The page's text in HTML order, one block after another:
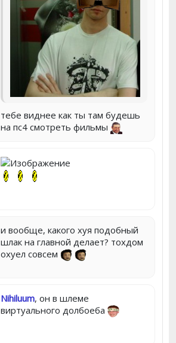
тебе виднее как ты там будешь
на пс4 смотреть фильмы
и вообще, какого хуя подобный
шлак на главной делает? тохдом
охуел совсем
Nihiluum, он в шлеме
виртуального долбоеба